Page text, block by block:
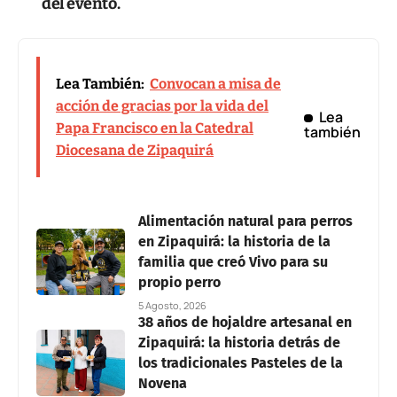
Lea También: Convocan a misa de
acción de gracias por la vida del
Papa Francisco en la Catedral
Diocesana de Zipaquirá
Lea
también
Alimentación natural para perros
en Zipaquirá: la historia de la
familia que creó Vivo para su
propio perro
5 Agosto, 2026
38 años de hojaldre artesanal en
Zipaquirá: la historia detrás de
los tradicionales Pasteles de la
Novena